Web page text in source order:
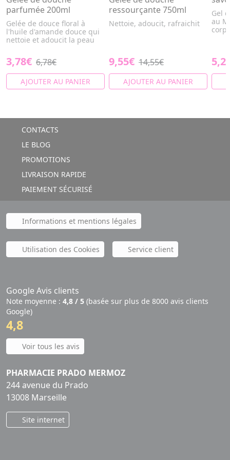
parfumée 200ml
Gelée de douce floral à
l'huile d'amande douce qui
nettoie et adoucit la peau
3,78€ 6,78€
AJOUTER AU PANIER
ressourçante 750ml
Nettoie, adoucit, rafraichit
9,55€ 14,55€
AJOUTER AU PANIER
Gel
au
CONTACTS
LE BLOG
PROMOTIONS
LIVRAISON RAPIDE
PAIEMENT SÉCURISÉ
Informations et mentions légales
Utilisation des Cookies Service client
Google Avis clients
Note moyenne : 4,8 / 5 (basée sur plus de 8000 avis clients
Google)
4,8
Voir tous les avis
PHARMACIE PRADO MERMOZ
244 avenue du Prado
13008 Marseille
Site internet